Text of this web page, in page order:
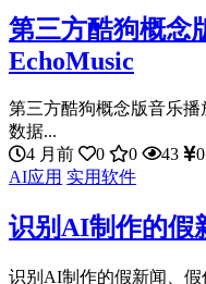
第三方酷狗概念
EchoMusic
第三方酷狗概念版音乐播
数据...
4 月前
0 0 43
0
AI应用 实用软件
识别AI制作的假
识别AI制作的假新闻、